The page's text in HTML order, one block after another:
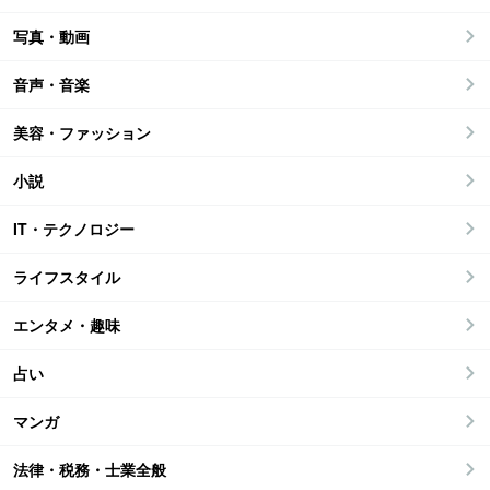
写真・動画
音声・音楽
美容・ファッション
小説
IT・テクノロジー
ライフスタイル
エンタメ・趣味
占い
マンガ
法律・税務・士業全般